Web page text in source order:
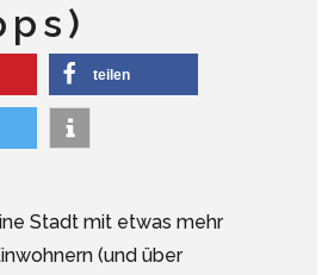
teilen
Stadt mit etwas mehr
(und über